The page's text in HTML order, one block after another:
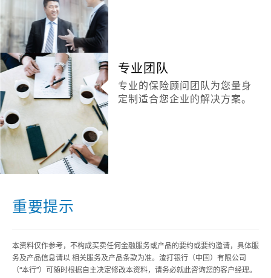
专业团队
专业的保险顾问团队为您量身
定制适合您企业的解决方案。
重要提示
本资料仅作参考，不构成买卖任何金融服务或产品的要约或要约邀请，具体服
务及产品信息请以 相关服务及产品条款为准。渣打银行（中国）有限公司
（“本行”）可随时根据自主决定修改本资料，请务必就此咨询您的客户经理。